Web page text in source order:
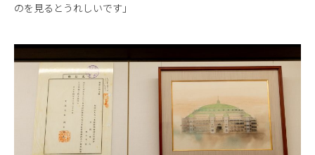
のを見るとうれしいです」